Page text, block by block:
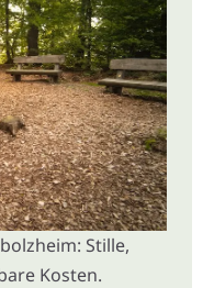
Stille,
Kosten.